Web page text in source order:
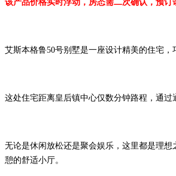
该产品价格实时浮动，房态需二次确认，预订
艾斯本格鲁50号别墅是一座设计精美的住宅
这处住宅距离皇后镇中心仅数分钟路程，通
无论是休闲放松还是聚会娱乐，这里都是理
憩的舒适小厅。